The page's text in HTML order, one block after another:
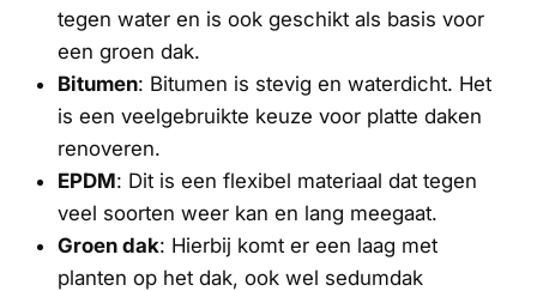
tegen water en is ook geschikt als basis voor
een groen dak.
Bitumen: Bitumen is stevig en waterdicht. Het
is een veelgebruikte keuze voor platte daken
renoveren.
EPDM: Dit is een flexibel materiaal dat tegen
veel soorten weer kan en lang meegaat.
Groen dak: Hierbij komt er een laag met
planten op het dak, ook wel sedumdak